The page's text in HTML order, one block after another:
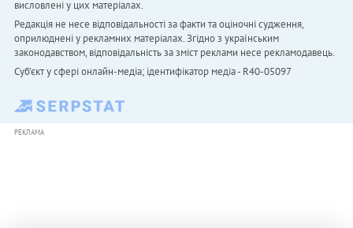
висловлені у цих матеріалах.
Редакція не несе відповідальності за факти та оціночні судження,
оприлюднені у рекламних матеріалах. Згідно з українським
законодавством, відповідальність за зміст реклами несе рекламодавець.
Cуб'єкт у сфері онлайн-медіа; ідентифікатор медіа - R40-05097
РЕКЛАМА